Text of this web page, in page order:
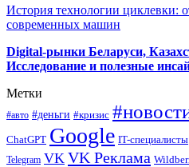
История технологии циклевки:
современных машин
Digital-рынки Беларуси,
Исследование и полезные
Метки
#авто #деньги #кризис
ChatGPT Google IT-специалисты
Telegram VK VK Реклама